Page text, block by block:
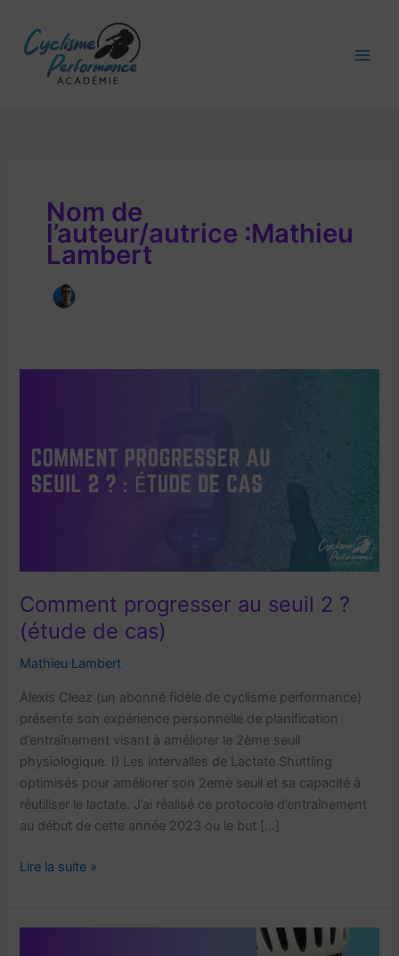
contenu
Nom de
l’auteur/autrice :Mathieu
Lambert
Comment progresser au seuil 2 ?
(étude de cas)
Mathieu Lambert
Alexis Cleaz (un abonné fidèle de cyclisme performance)
présente son expérience personnelle de planification
d’entraînement visant à améliorer le 2ème seuil
physiologique. I) Les intervalles de Lactate Shuttling
optimisés pour améliorer son 2eme seuil et sa capacité à
réutiliser le lactate. J’ai réalisé ce protocole d’entraînement
au début de cette année 2023 ou le but […]
Comment
seuil
Lire la suite »